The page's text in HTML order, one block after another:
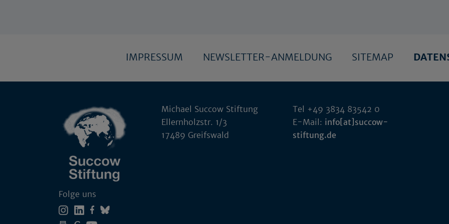
IMPRESSUM NEWSLETTER-ANMELDUNG SITEMAP
Michael Succow Stiftung
Ellernholzstr. 1/3
17489 Greifswald
Tel +49 3834 83542 0
E-Mail: info[at]succow-
stiftung.de
Folge uns